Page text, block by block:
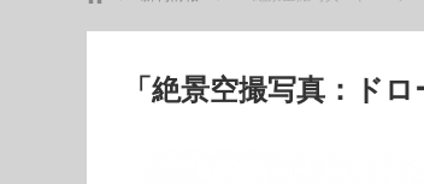
「絶景空撮写真：ド